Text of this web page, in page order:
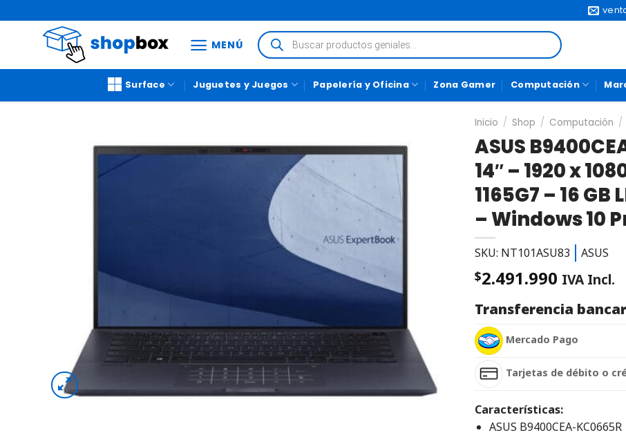
MENÚ
Surface Juguetes y Juegos Papelería y Oficina Zona Gamer Computación
Inicio / Shop / Computación /
ASUS
14″ – 1920 x
1165G7 – 16 GB
– Windows 10
SKU: NT101ASU83 ASUS
$2.491.990 IVA Incl.
Transferencia
Mercado Pago
Tarjetas de débito o
Características:
ASUS B9400CEA-KC0665R